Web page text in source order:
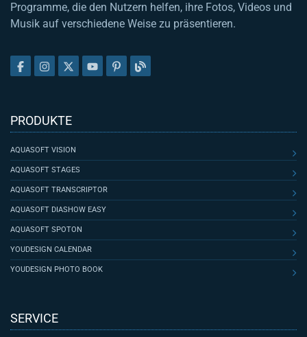
Programme, die den Nutzern helfen, ihre Fotos, Videos und
Musik auf verschiedene Weise zu präsentieren.
PRODUKTE
AQUASOFT VISION
AQUASOFT STAGES
AQUASOFT TRANSCRIPTOR
AQUASOFT DIASHOW EASY
AQUASOFT SPOTON
YOUDESIGN CALENDAR
YOUDESIGN PHOTO BOOK
SERVICE